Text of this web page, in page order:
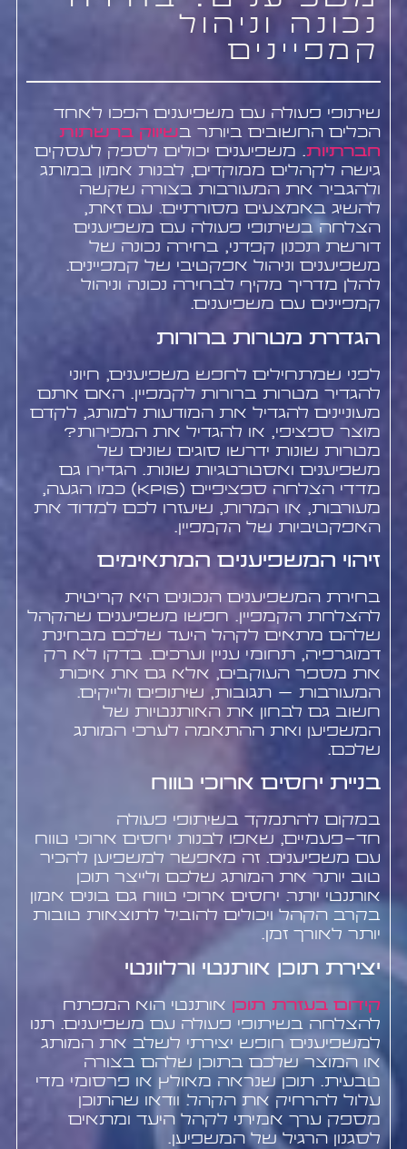
נכונה וניהול
קמפיינים
שיתופי פעולה עם משפיענים הפכו לאחד
הכלים החשובים ביותר בשיווק ברשתות
חברתיות. משפיענים יכולים לספק לעסקים
גישה לקהלים ממוקדים, לבנות אמון במותג
ולהגביר את המעורבות בצורה שקשה
להשיג באמצעים מסורתיים. עם זאת,
הצלחה בשיתופי פעולה עם משפיענים
דורשת תכנון קפדני, בחירה נכונה של
משפיענים וניהול אפקטיבי של קמפיינים.
להלן מדריך מקיף לבחירה נכונה וניהול
קמפיינים עם משפיענים.
הגדרת מטרות ברורות
לפני שמתחילים לחפש משפיענים, חיוני
להגדיר מטרות ברורות לקמפיין. האם אתם
מעוניינים להגדיל את המודעות למותג, לקדם
מוצר ספציפי, או להגדיל את המכירות?
מטרות שונות ידרשו סוגים שונים של
משפיענים ואסטרטגיות שונות. הגדירו גם
מדדי הצלחה ספציפיים (KPIs) כמו הגעה,
מעורבות, או המרות, שיעזרו לכם למדוד את
האפקטיביות של הקמפיין.
זיהוי המשפיענים המתאימים
בחירת המשפיענים הנכונים היא קריטית
להצלחת הקמפיין. חפשו משפיענים שהקהל
שלהם מתאים לקהל היעד שלכם מבחינת
דמוגרפיה, תחומי עניין וערכים. בדקו לא רק
את מספר העוקבים, אלא גם את איכות
המעורבות – תגובות, שיתופים ולייקים.
חשוב גם לבחון את האותנטיות של
המשפיען ואת ההתאמה לערכי המותג
שלכם.
בניית יחסים ארוכי טווח
במקום להתמקד בשיתופי פעולה
חד-פעמיים, שאפו לבנות יחסים ארוכי טווח
עם משפיענים. זה מאפשר למשפיען להכיר
טוב יותר את המותג שלכם ולייצר תוכן
אותנטי יותר. יחסים ארוכי טווח גם בונים אמון
בקרב הקהל ויכולים להוביל לתוצאות טובות
יותר לאורך זמן.
יצירת תוכן אותנטי ורלוונטי
קידום בעזרת תוכן אותנטי הוא המפתח
להצלחה בשיתופי פעולה עם משפיענים. תנו
למשפיענים חופש יצירתי לשלב את המותג
או המוצר שלכם בתוכן שלהם בצורה
טבעית. תוכן שנראה מאולץ או פרסומי מדי
עלול להרחיק את הקהל. וודאו שהתוכן
מספק ערך אמיתי לקהל היעד ומתאים
לסגנון הרגיל של המשפיען.